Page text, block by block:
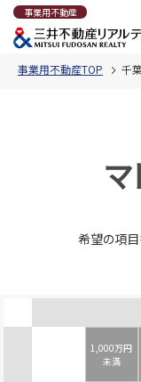
事業用不動産
事業用不動産TOP 千
マ
希望の項目
1,000万円
未満